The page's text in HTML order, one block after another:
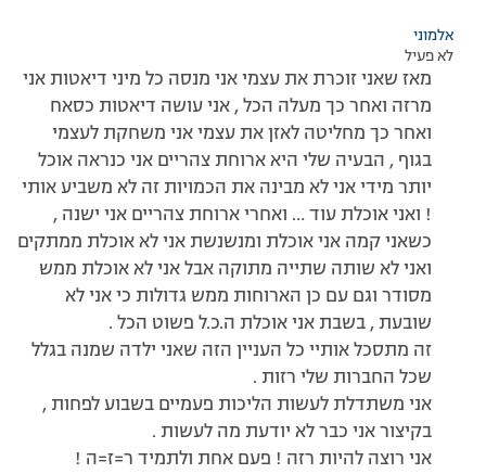
אלמוני
לא פעיל
מאז שאני זוכרת את עצמי אני מנסה כל מיני דיאטות אני
מרזה ואחר כך מעלה הכל , אני עושה דיאטות כסאח
ואחר כך מחליטה לאזן את עצמי אני משחקת לעצמי
בגוף , הבעיה שלי היא ארוחת צהריים אני כנראה אוכל
יותר מידי אני לא מבינה את הכמויות זה לא משביע אותי
! ואני אוכלת עוד … ואחרי ארוחת צהריים אני ישנה ,
כשאני קמה אני אוכלת ומנשנשת אני לא אוכלת ממתקים
ואני לא שותה שתייה מתוקה אבל אני לא אוכלת ממש
מסודר וגם עם כן הארוחות ממש גדולות כי אני לא
שובעת , בשבת אני אוכלת ה.כ.ל פשוט הכל .
זה מתסכל אותיי כל העניין הזה שאני ילדה שמנה בגלל
שכל החברות שלי רזות .
אני משתדלת לעשות הליכות פעמיים בשבוע לפחות ,
בקיצור אני כבר לא יודעת מה לעשות .
אני רוצה להיות רזה ! פעם אחת ולתמיד ר=ז=ה !